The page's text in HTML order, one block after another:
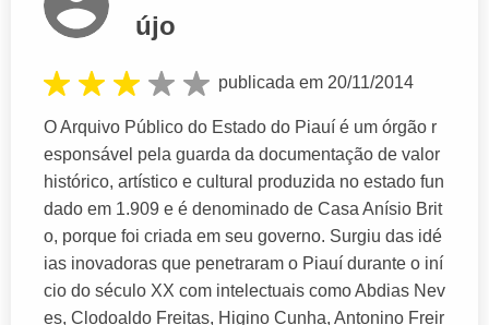
újo
publicada em 20/11/2014
O Arquivo Público do Estado do Piauí é um órgão r
esponsável pela guarda da documentação de valor
histórico, artístico e cultural produzida no estado fun
dado em 1.909 e é denominado de Casa Anísio Brit
o, porque foi criada em seu governo. Surgiu das idé
ias inovadoras que penetraram o Piauí durante o iní
cio do século XX com intelectuais como Abdias Nev
es, Clodoaldo Freitas, Higino Cunha, Antonino Freir